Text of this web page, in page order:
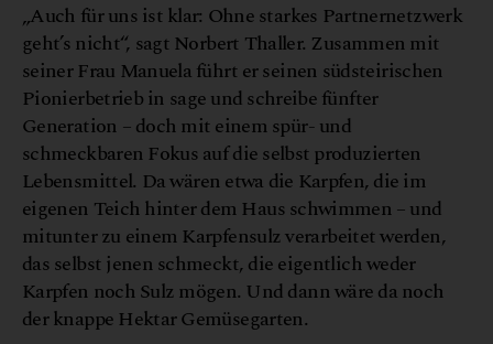
„Auch für uns ist klar: Ohne starkes Partnernetzwerk
geht’s nicht“, sagt Norbert Thaller. Zusammen mit
seiner Frau Manuela führt er seinen südsteirischen
Pionierbetrieb in sage und schreibe fünfter
Generation – doch mit einem spür- und
schmeckbaren Fokus auf die selbst produzierten
Lebensmittel. Da wären etwa die Karpfen, die im
eigenen Teich hinter dem Haus schwimmen – und
mitunter zu einem Karpfensulz verarbeitet werden,
das selbst jenen schmeckt, die eigentlich weder
Karpfen noch Sulz mögen. Und dann wäre da noch
der knappe Hektar Gemüsegarten.